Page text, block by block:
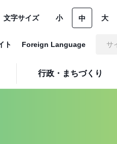
行政・まちづくり
文字サイズ 小 中 大
ト Foreign Language